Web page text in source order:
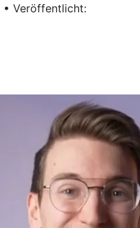
• Veröffentlicht: